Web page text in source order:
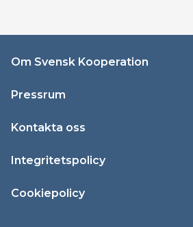
Om Svensk Kooperation
Pressrum
Kontakta oss
Integritetspolicy
Cookiepolicy